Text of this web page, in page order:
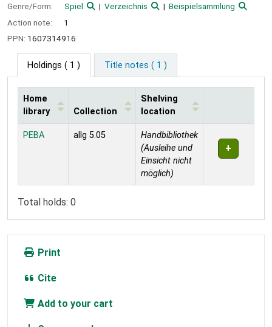
Genre/Form:
Spiel Verzeichnis
Beispielsammlung
Action note:
1
PPN: 1607314916
Holdings ( 1 ) Title notes ( 1 )
Holdings
Home
library
Collection
Shelving
location
PEBA allg 5.05
Handbibliothek
(Ausleihe und
Einsicht nicht
möglich)
Total holds: 0
Print
Cite
Add to your cart